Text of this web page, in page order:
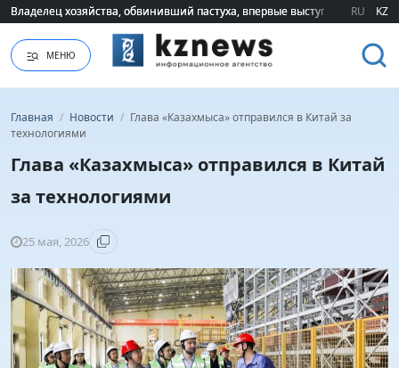
Владелец хозяйства, обвинивший пастуха, впервые выступил
Владелец хозяйства, обвинивший пастуха, впервые выступил RU KZ
МЕНЮ
Главная / Новости / Глава «Казахмыса» отправился в Китай за
технологиями
Глава «Казахмыса» отправился в Китай
за технологиями
25 мая, 2026